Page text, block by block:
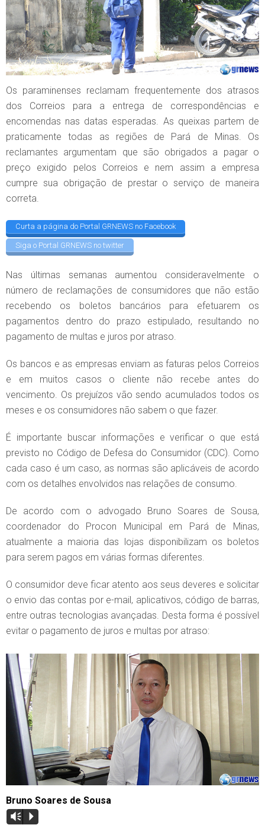
Os paraminenses reclamam frequentemente dos atrasos
dos Correios para a entrega de correspondências e
encomendas nas datas esperadas. As queixas partem de
praticamente todas as regiões de Pará de Minas. Os
reclamantes argumentam que são obrigados a pagar o
preço exigido pelos Correios e nem assim a empresa
cumpre sua obrigação de prestar o serviço de maneira
correta.
Curta a página do Portal GRNEWS no Facebook
Siga o Portal GRNEWS no twitter
Nas últimas semanas aumentou consideravelmente o
número de reclamações de consumidores que não estão
recebendo os boletos bancários para efetuarem os
pagamentos dentro do prazo estipulado, resultando no
pagamento de multas e juros por atraso.
Os bancos e as empresas enviam as faturas pelos Correios
e em muitos casos o cliente não recebe antes do
vencimento. Os prejuízos vão sendo acumulados todos os
meses e os consumidores não sabem o que fazer.
É importante buscar informações e verificar o que está
previsto no Código de Defesa do Consumidor (CDC). Como
cada caso é um caso, as normas são aplicáveis de acordo
com os detalhes envolvidos nas relações de consumo.
De acordo com o advogado Bruno Soares de Sousa,
coordenador do Procon Municipal em Pará de Minas,
atualmente a maioria das lojas disponibilizam os boletos
para serem pagos em várias formas diferentes.
O consumidor deve ficar atento aos seus deveres e solicitar
o envio das contas por e-mail, aplicativos, código de barras,
entre outras tecnologias avançadas. Desta forma é possível
evitar o pagamento de juros e multas por atraso:
Bruno Soares de Sousa
Vm P